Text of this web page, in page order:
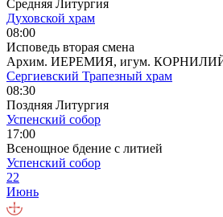
Средняя Литургия
Духовской храм
08:00
Исповедь вторая смена
Архим. ИЕРЕМИЯ, игум.
Сергиевский Трапезный храм
08:30
Поздняя Литургия
Успенский собор
17:00
Всенощное бдение с литией
Успенский собор
22
Июнь